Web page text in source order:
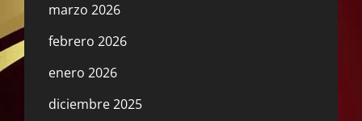
marzo 2026
febrero 2026
enero 2026
diciembre 2025